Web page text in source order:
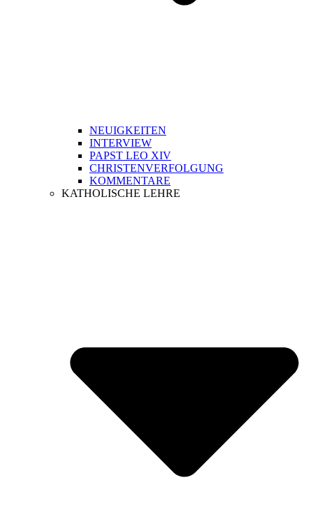
NEUIGKEITEN
INTERVIEW
PAPST LEO XIV
CHRISTENVERFOLGUNG
KOMMENTARE
KATHOLISCHE LEHRE